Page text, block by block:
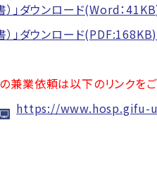
」ダウンロード(Word：
」ダウンロード(PDF:168KB)
業依頼は以下のリンクをご
https://www.hosp.gifu-